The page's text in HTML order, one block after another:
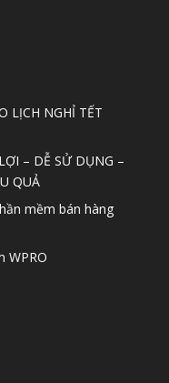
LỊCH NGHỈ TẾT
– DỄ SỬ DỤNG –
QUẢ
mềm bán hàng
WPRO